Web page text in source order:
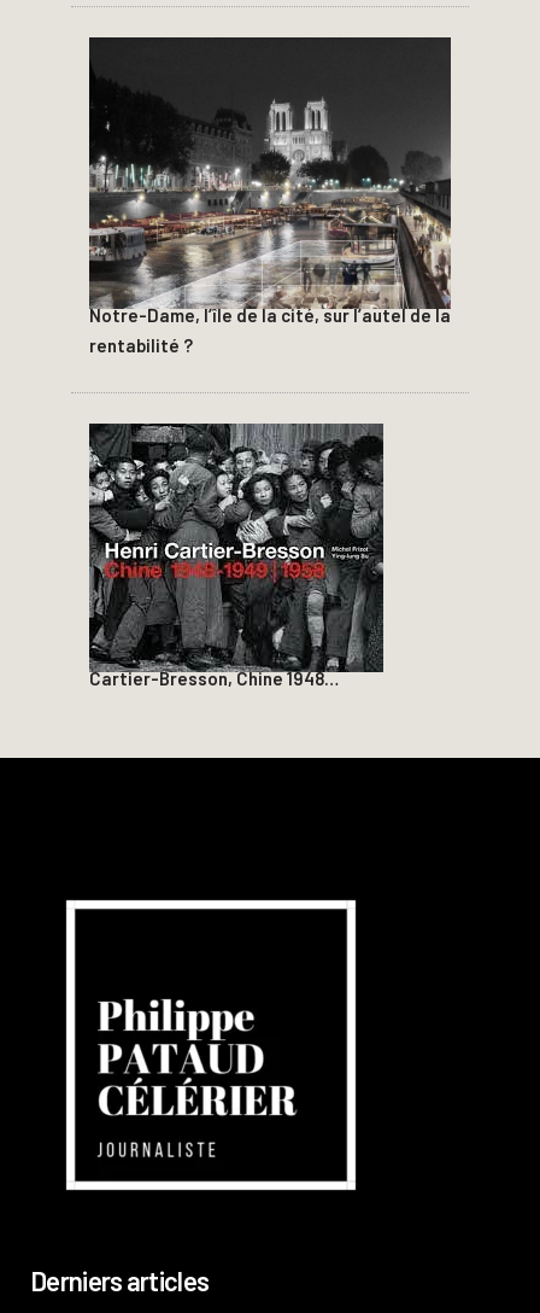
Notre-Dame, l’île de la cité, sur l’autel de la
rentabilité ?
Cartier-Bresson, Chine 1948…
Derniers articles